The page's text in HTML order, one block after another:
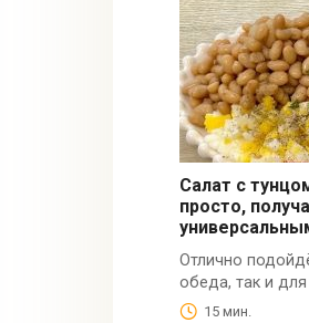
Салат с
просто,
Отлично
обеда, так и для
15 мин.